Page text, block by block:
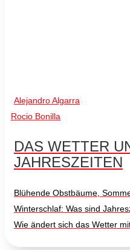
Alejandro Algarra
Rocio Bonilla
DAS WETTER
JAHRESZEITEN
Blühende Obstbäume,
Winterschlaf: Was sind
Wie ändert sich das Wetter